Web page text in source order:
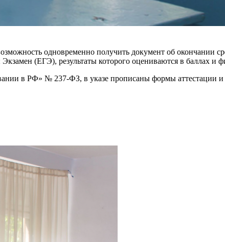
одновременно получить документ об окончании
(ЕГЭ), результаты которого оцениваются в баллах и
в РФ» № 237-ФЗ, в указе прописаны формы аттестации и